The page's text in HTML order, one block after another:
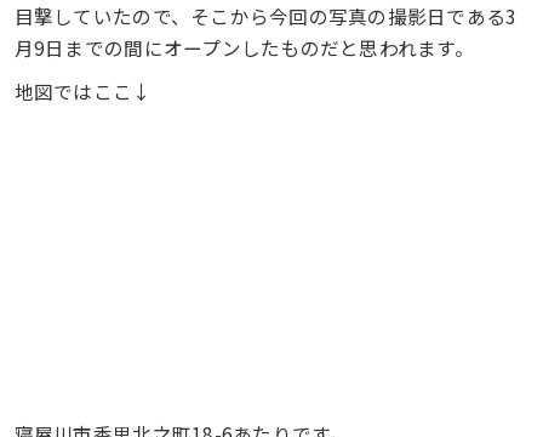
目撃していたので、そこから今回の写真の撮影日である3
月9日までの間にオープンしたものだと思われます。
地図ではここ↓